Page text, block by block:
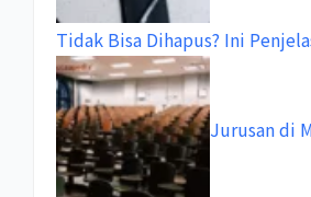
Tidak Bisa Dihapus? Ini
Jurusan di